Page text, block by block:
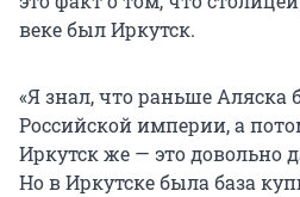
веке был Иркутск.
«Я знал, что раньше Аляска
Российской империи, а
Иркутск же — это довольно
Но в Иркутске была база